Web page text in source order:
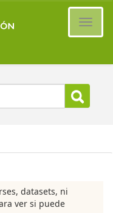
datasets, ni
ver si puede